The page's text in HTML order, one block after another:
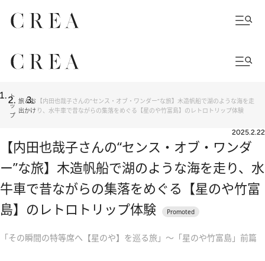
ト
ッ
プ
旅＆お
出かけ
【内田也哉子さんの“センス・オブ・ワンダー”な旅】木造帆船で湖のような海を走
り、水牛車で昔ながらの集落をめぐる【星のや竹富島】のレトロトリップ体験
2025.2.22
【内田也哉子さんの“センス・オブ・ワンダ
ー”な旅】木造帆船で湖のような海を走り、水
牛車で昔ながらの集落をめぐる【星のや竹富
島】のレトロトリップ体験
「その瞬間の特等席へ【星のや】を巡る旅」～「星のや竹富島」前篇